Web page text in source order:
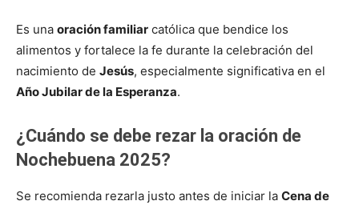
Es una oración familiar católica que bendice los
alimentos y fortalece la fe durante la celebración del
nacimiento de Jesús, especialmente significativa en el
Año Jubilar de la Esperanza.
¿Cuándo se debe rezar la oración de
Nochebuena 2025?
Se recomienda rezarla justo antes de iniciar la Cena de